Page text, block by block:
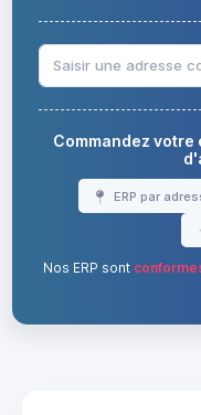
Commandez
ERP par
Nos ERP sont